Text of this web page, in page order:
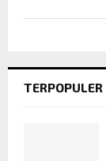
TERPOPULER